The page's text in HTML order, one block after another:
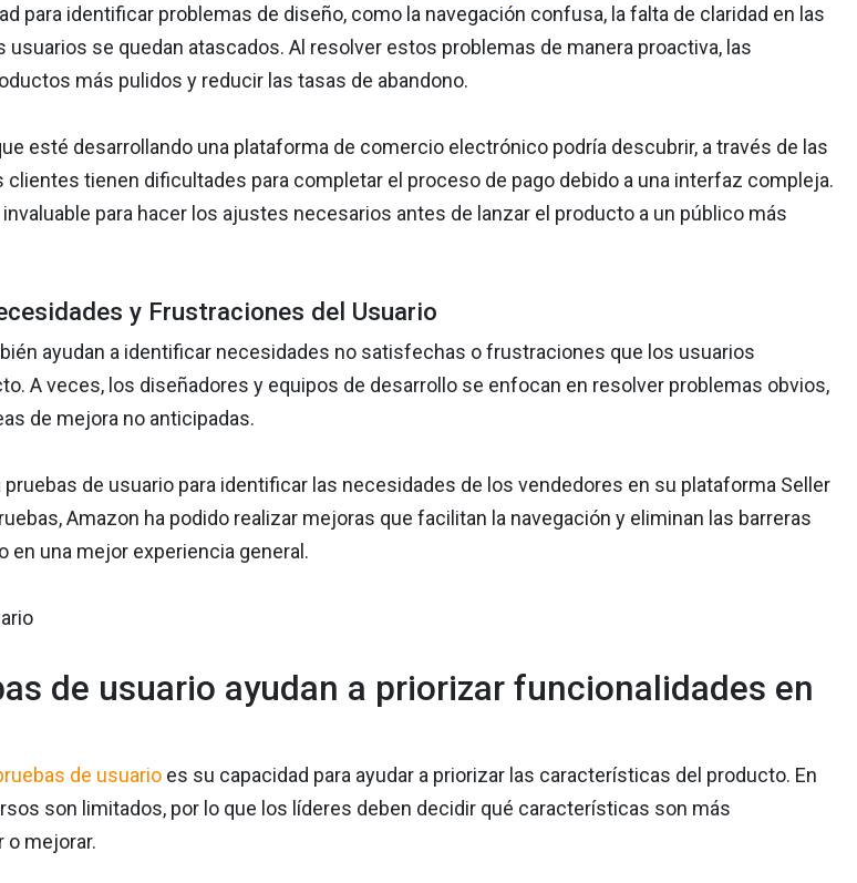
para identificar problemas de diseño, como la navegación confusa, la falta de claridad en las
se quedan atascados. Al resolver estos problemas de manera proactiva, las
más pulidos y reducir las tasas de abandono.
esté desarrollando una plataforma de comercio electrónico podría descubrir, a través de las
clientes tienen dificultades para completar el proceso de pago debido a una interfaz compleja.
para hacer los ajustes necesarios antes de lanzar el producto a un público más
y Frustraciones del Usuario
ayudan a identificar necesidades no satisfechas o frustraciones que los usuarios
A veces, los diseñadores y equipos de desarrollo se enfocan en resolver problemas obvios,
de mejora no anticipadas.
de usuario para identificar las necesidades de los vendedores en su plataforma Seller
Amazon ha podido realizar mejoras que facilitan la navegación y eliminan las barreras
en una mejor experiencia general.
de usuario ayudan a priorizar funcionalidades en
de usuario es su capacidad para ayudar a priorizar las características del producto. En
son limitados, por lo que los líderes deben decidir qué características son más
o mejorar.